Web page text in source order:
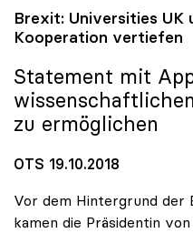
Brexit: Universities UK
Kooperation vertiefen
Statement mit
zu ermöglichen
OTS 19.10.2018
Vor dem Hintergrund der
kamen die Präsidentin von